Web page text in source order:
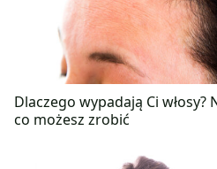
Dlaczego wypadają Ci włosy?
co możesz zrobić